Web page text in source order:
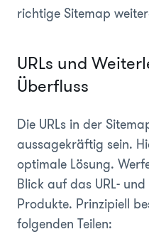
richtige Sitemap
URLs und
Überfluss
Die URLs in der
aussagekräftig sein.
optimale Lösung.
Blick auf das URL-
Produkte. Prinzipiell
folgenden Teilen: